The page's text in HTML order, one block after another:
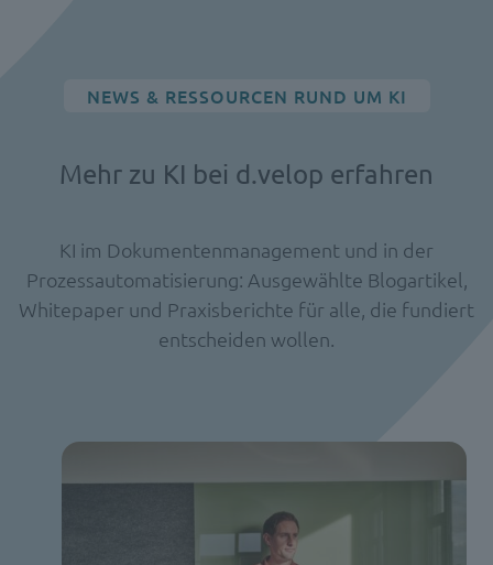
NEWS & RESSOURCEN RUND UM KI
Mehr zu KI bei d.velop erfahren
KI im Dokumentenmanagement und in der
Prozessautomatisierung: Ausgewählte Blogartikel,
Whitepaper und Praxisberichte für alle, die fundiert
entscheiden wollen.